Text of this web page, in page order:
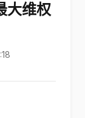
大维权